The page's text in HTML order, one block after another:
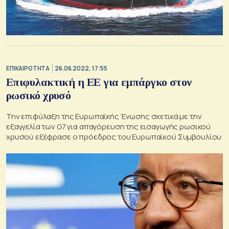
ΕΠΙΚΑΙΡΟΤΗΤΑ 26.06.2022, 17:55
Επιφυλακτική η ΕΕ για εμπάργκο στον
ρωσικό χρυσό
Την επιφύλαξη της Ευρωπαϊκής Ένωσης σχετικά με την
εξαγγελία των G7 για απαγόρευση της εισαγωγής ρωσικού
χρυσού εξέφρασε ο πρόεδρος του Ευρωπαϊκού Συμβουλίου